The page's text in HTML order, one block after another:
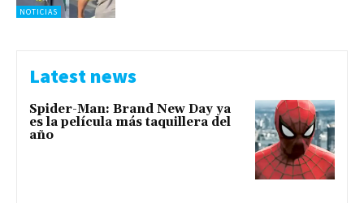
NOTICIAS
Latest news
Spider-Man: Brand New Day ya
es la película más taquillera del
año